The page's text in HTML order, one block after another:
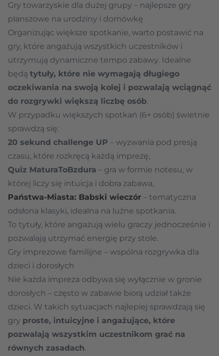
Gry towarzyskie dla dużej grupy – najlepsze gry
planszowe na urodziny i domówkę
Organizując większe spotkanie, warto postawić na
gry, które angażują wszystkich uczestników i
utrzymują dynamiczne tempo zabawy. Idealne
będą tytuły, które nie wymagają długiego
oczekiwania na swoją kolej i pozwalają wciągnąć
do rozgrywki większą liczbę osób.
W przypadku większych spotkań (6+ osób) świetnie
sprawdzą się:
20 sekund challenge UP – wyzwania pod presją
czasu, które rozkręcą każdą imprezę,
Quiz MaturaToBzdura – gra w formie notesu, w
której liczy się intuicja i dobra zabawa,
Państwa-Miasta: Babski wieczór – tematyczna
odsłona klasyki, idealna na luźne spotkania.
To tytuły, które angażują wielu graczy jednocześnie i
pozwalają utrzymać energię przy stole.
Gry imprezowe familijne – wspólna rozgrywka dla
dzieci i dorosłych
Nie każda impreza odbywa się wyłącznie w gronie
dorosłych – często w zabawie biorą udział także
dzieci. W takich sytuacjach najlepiej sprawdzają się
gry proste, intuicyjne i angażujące, które
pozwalają wszystkim uczestnikom grać na
równych zasadach.